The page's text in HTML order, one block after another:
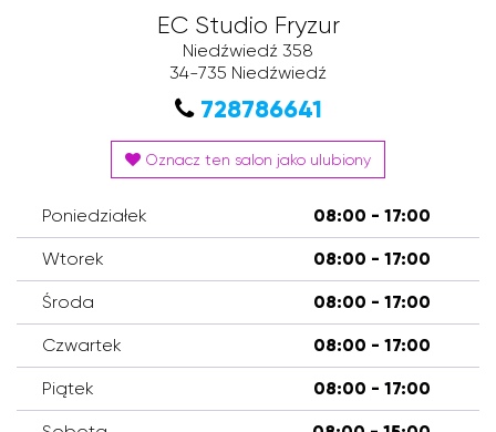
EC Studio Fryzur
Niedźwiedź 358
34-735 Niedźwiedź
728786641
Oznacz ten salon jako ulubiony
Poniedziałek 08:00 - 17:00
Wtorek 08:00 - 17:00
Środa 08:00 - 17:00
Czwartek 08:00 - 17:00
Piątek 08:00 - 17:00